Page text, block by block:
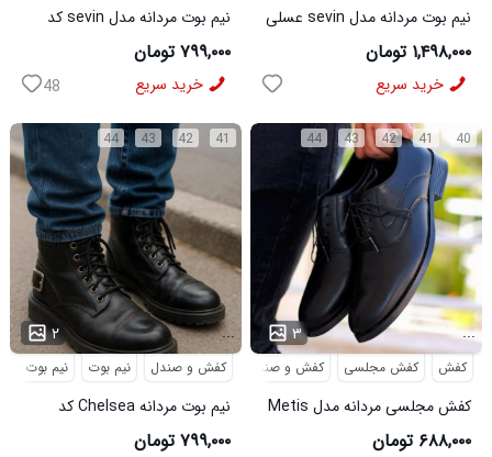
نیم بوت مردانه مدل sevin کد
6427
۷۹۹,۰۰۰ تومان
خرید سریع 48
نیم بوت مردانه مدل sevin عسلی
کد 6426
۱,۴۹۸,۰۰۰ تومان
خرید سریع
41
42
43
44
۲ ...
کفش و صندل نیم بوت نیم بوت
نیم بوت مردانه Chelsea کد
6413
۷۹۹,۰۰۰ تومان
40
41
42
43
44
۳ ...
کفش کفش مجلسی کفش و صندل
کفش مجلسی مردانه مدل Metis
کد 6328
۶۸۸,۰۰۰ تومان